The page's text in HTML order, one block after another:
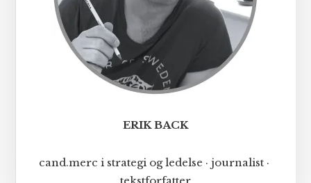
ERIK BACK
cand.merc i strategi og ledelse · journalist ·
tekstforfatter